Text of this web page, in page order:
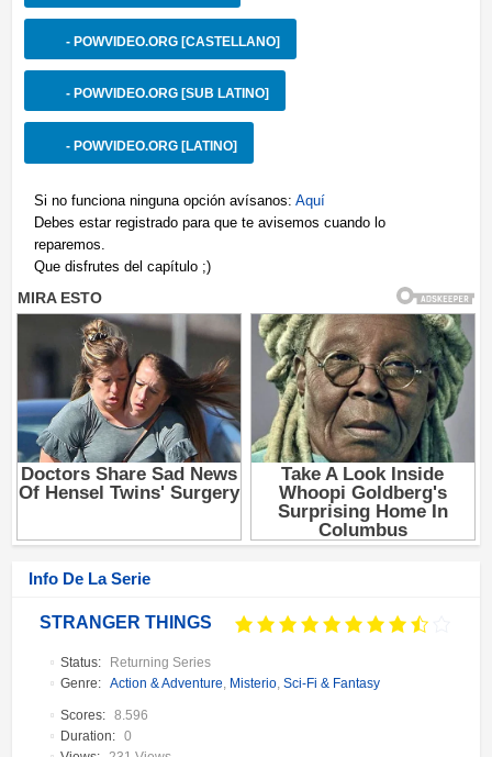
- POWVIDEO.ORG [CASTELLANO]
- POWVIDEO.ORG [SUB LATINO]
- POWVIDEO.ORG [LATINO]
Si no funciona ninguna opción avísanos: Aquí
Debes estar registrado para que te avisemos cuando lo
reparemos.
Que disfrutes del capítulo ;)
Info De La Serie
STRANGER THINGS
Status:
Returning Series
Genre: Action & Adventure, Misterio, Sci-Fi & Fantasy
Scores: 8.596
Duration: 0